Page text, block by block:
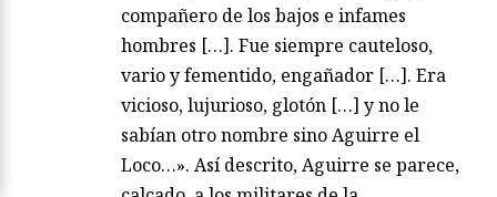
compañero de los bajos e infames
hombres […]. Fue siempre cauteloso,
vario y fementido, engañador […]. Era
vicioso, lujurioso, glotón […] y no le
sabían otro nombre sino Aguirre el
Loco…». Así descrito, Aguirre se parece,